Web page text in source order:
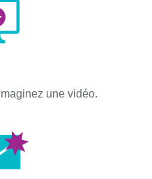
une vidéo.